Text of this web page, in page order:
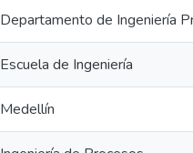
Departamento de Ingeniería
Escuela de Ingeniería
Medellín